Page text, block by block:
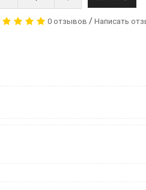
0 отзывов /Написать